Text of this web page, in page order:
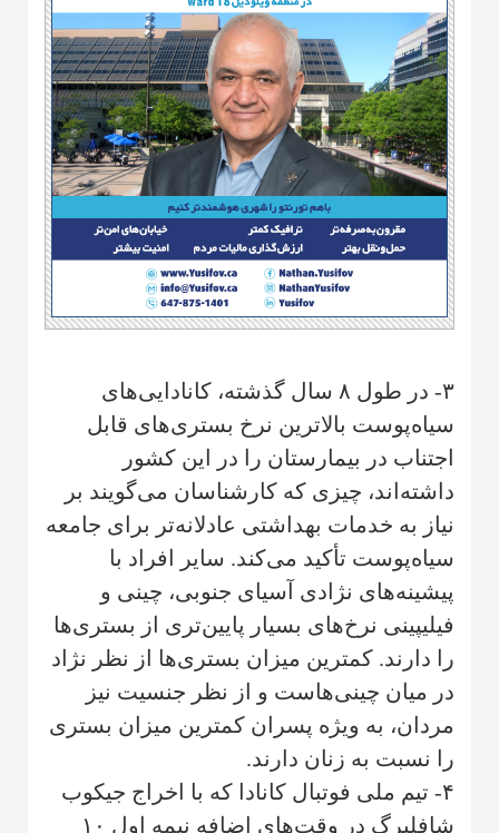
۳- در طول ۸ سال گذشته، کانادایی‌های
سیاه‌پوست بالاترین نرخ بستری‌های قابل
اجتناب در بیمارستان را در این کشور
داشته‌اند، چیزی که کارشناسان می‌گویند بر
نیاز به خدمات بهداشتی عادلانه‌تر برای جامعه
سیاه‌پوست تأکید می‌کند. سایر افراد با
پیشینه‌های نژادی آسیای جنوبی، چینی و
فیلیپینی نرخ‌های بسیار پایین‌تری از بستری‌ها
را دارند. کمترین میزان بستری‌ها از نظر نژاد
در میان چینی‌هاست و از نظر جنسیت نیز
مردان، به ویژه پسران کمترین میزان بستری
را نسبت به زنان دارند.
۴- تیم ملی فوتبال کانادا که با اخراج جیکوب
شافلبرگ در وقت‌های اضافه نیمه اول ۱۰